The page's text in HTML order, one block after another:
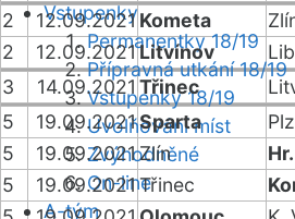
Vstupenky
Permanentky 18/19
Přípravná utkání 18/19
Vstupenky 18/19
Uvolňování míst
Zvýhodněné
On-line
A-tým
2
12.09.2021Kometa
2
12.09.2021Litvínov
3
14.09.2021 Třinec
5
19.09.2021Sparta
5
19.09.2021Zlín
5
19.09.2021Třinec